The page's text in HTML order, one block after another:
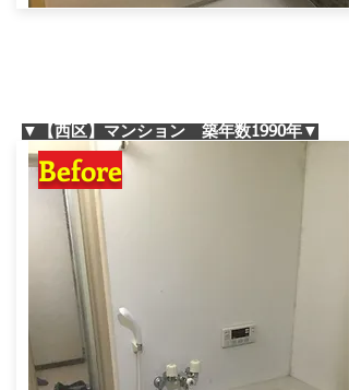
▼【西区】マンション 築年数1990年▼
Before